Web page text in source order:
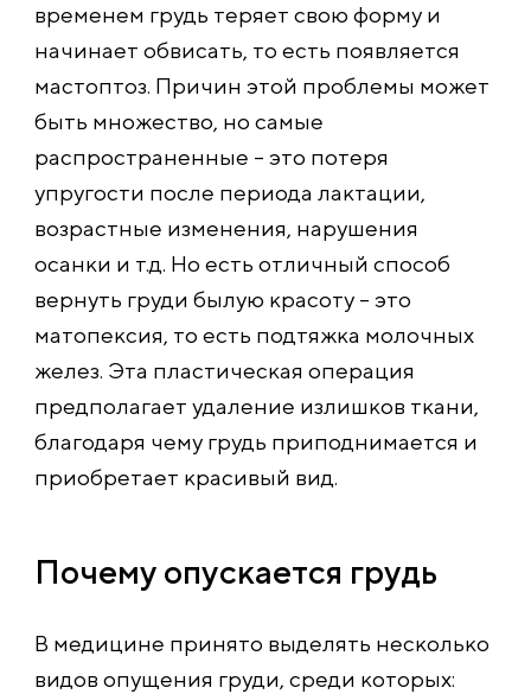
временем грудь теряет свою форму и
начинает обвисать, то есть появляется
мастоптоз. Причин этой проблемы может
быть множество, но самые
распространенные – это потеря
упругости после периода лактации,
возрастные изменения, нарушения
осанки и т.д. Но есть отличный способ
вернуть груди былую красоту – это
матопексия, то есть подтяжка молочных
желез. Эта пластическая операция
предполагает удаление излишков ткани,
благодаря чему грудь приподнимается и
приобретает красивый вид.
Почему опускается грудь
В медицине принято выделять несколько
видов опущения груди, среди которых: